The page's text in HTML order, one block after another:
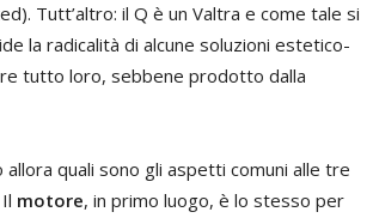
Tutt’altro: il Q è un Valtra e come tale si
la radicalità di alcune soluzioni estetico-
tutto loro, sebbene prodotto dalla
allora quali sono gli aspetti comuni alle tre
motore, in primo luogo, è lo stesso per